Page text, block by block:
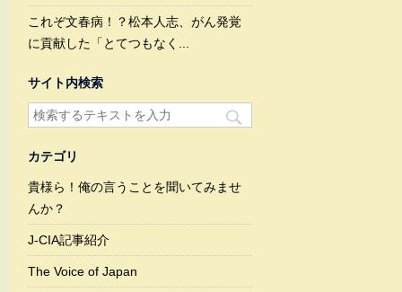
これぞ文春病！？松本人志、がん発覚
に貢献した「とてつもなく...
サイト内検索
カテゴリ
貴様ら！俺の言うことを聞いてみませ
んか？
J-CIA記事紹介
The Voice of Japan